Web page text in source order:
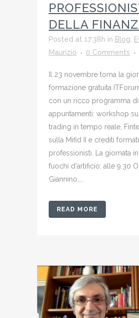
DELLA
Posted at 17:38h in Blog,
Maurizio
0 Comments
Il 23 novembre torna la
formazione gratuita
con un ricco programma di
appuntamenti: workshop
trading in tempo reale,
sulla Mifid II e crediti
professionisti. La giornata
fuochi d'artificio: alle 9.30
Giannino,...
READ MORE